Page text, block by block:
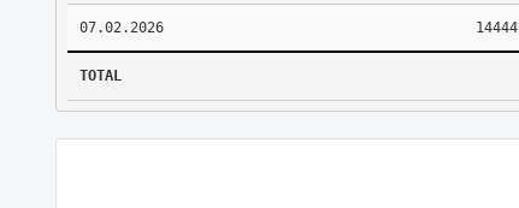
07.02.2026 14444
TOTAL